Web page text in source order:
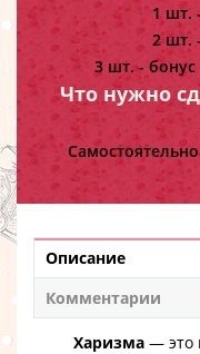
1 шт.
2 шт.
3 шт. - бонус
Что нужно
Описание
Комментарии
Харизма — это